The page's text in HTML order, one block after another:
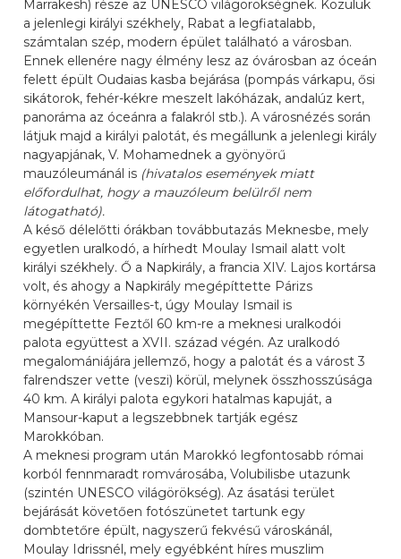
Marrakesh) része az UNESCO világörökségnek. Közülük
a jelenlegi királyi székhely, Rabat a legfiatalabb,
számtalan szép, modern épület található a városban.
Ennek ellenére nagy élmény lesz az óvárosban az óceán
felett épült Oudaias kasba bejárása (pompás várkapu, ősi
sikátorok, fehér-kékre meszelt lakóházak, andalúz kert,
panoráma az óceánra a falakról stb.). A városnézés során
látjuk majd a királyi palotát, és megállunk a jelenlegi király
nagyapjának, V. Mohamednek a gyönyörű
mauzóleumánál is (hivatalos események miatt
előfordulhat, hogy a mauzóleum belülről nem
látogatható).
A késő délelőtti órákban továbbutazás Meknesbe, mely
egyetlen uralkodó, a hírhedt Moulay Ismail alatt volt
királyi székhely. Ő a Napkirály, a francia XIV. Lajos kortársa
volt, és ahogy a Napkirály megépíttette Párizs
környékén Versailles-t, úgy Moulay Ismail is
megépíttette Feztől 60 km-re a meknesi uralkodói
palota együttest a XVII. század végén. Az uralkodó
megalomániájára jellemző, hogy a palotát és a várost 3
falrendszer vette (veszi) körül, melynek összhosszúsága
40 km. A királyi palota egykori hatalmas kapuját, a
Mansour-kaput a legszebbnek tartják egész
Marokkóban.
A meknesi program után Marokkó legfontosabb római
korból fennmaradt romvárosába, Volubilisbe utazunk
(szintén UNESCO világörökség). Az ásatási terület
bejárását követően fotószünetet tartunk egy
dombtetőre épült, nagyszerű fekvésű városkánál,
Moulay Idrissnél, mely egyébként híres muszlim